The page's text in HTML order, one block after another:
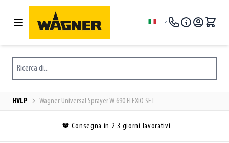
Salta al contenuto
Lingua
Ricerca di...
HVLP Wagner Universal Sprayer W 690 FLEXiO SET
Consegna in 2-3 giorni lavorativi